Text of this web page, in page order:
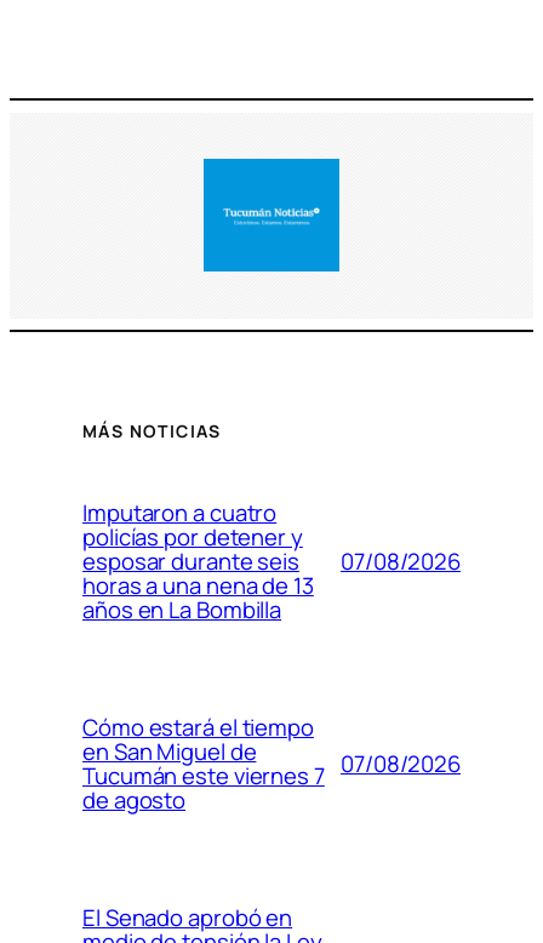
MÁS NOTICIAS
Imputaron a cuatro
policías por detener y
esposar durante seis
horas a una nena de 13
años en La Bombilla
07/08/2026
Cómo estará el tiempo
en San Miguel de
Tucumán este viernes 7
de agosto
07/08/2026
El Senado aprobó en